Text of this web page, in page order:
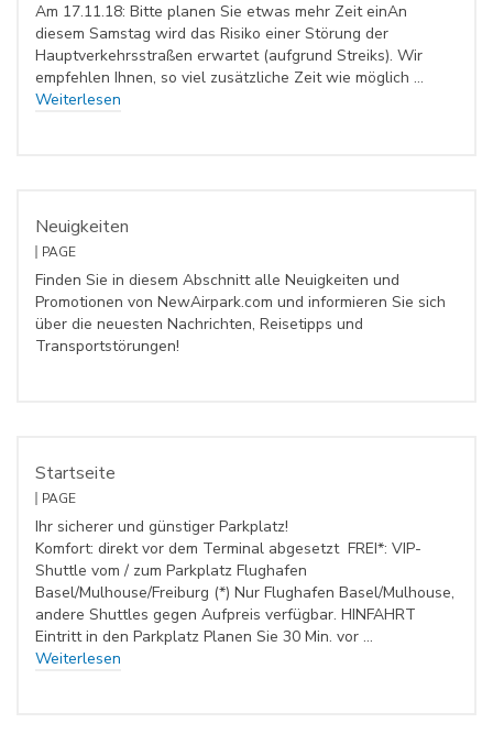
Am 17.11.18: Bitte planen Sie etwas mehr Zeit einAn
diesem Samstag wird das Risiko einer Störung der
Hauptverkehrsstraßen erwartet (aufgrund Streiks). Wir
empfehlen Ihnen, so viel zusätzliche Zeit wie möglich …
Weiterlesen
Neuigkeiten
PAGE
Finden Sie in diesem Abschnitt alle Neuigkeiten und
Promotionen von NewAirpark.com und informieren Sie sich
über die neuesten Nachrichten, Reisetipps und
Transportstörungen!
Startseite
PAGE
Ihr sicherer und günstiger Parkplatz!
Komfort: direkt vor dem Terminal abgesetzt FREI*: VIP-
Shuttle vom / zum Parkplatz Flughafen
Basel/Mulhouse/Freiburg (*) Nur Flughafen Basel/Mulhouse,
andere Shuttles gegen Aufpreis verfügbar. HINFAHRT
Eintritt in den Parkplatz Planen Sie 30 Min. vor …
Weiterlesen